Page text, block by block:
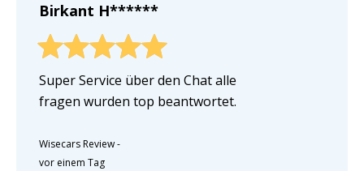
Birkant H******
Super Service über den Chat alle
fragen wurden top beantwortet.
Wisecars Review-
vor einem Tag